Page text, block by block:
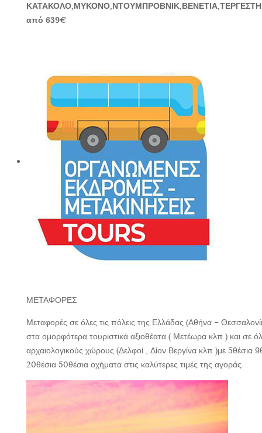
από 639€
ΜΕΤΑΦΟΡΕΣ
Μεταφορές σε όλες τις πόλεις της Ελλάδας (Αθήνα –
στα ομορφότερα τουριστικά αξιοθέατα ( Μετέωρα κλπ ) και σε
αρχαιολογικούς χώρους (Δελφοί , Δίον Βεργίνα κλπ )με 5θέσια
20θέσια 50θέσια οχήματα στις καλύτερες τιμές της αγοράς.